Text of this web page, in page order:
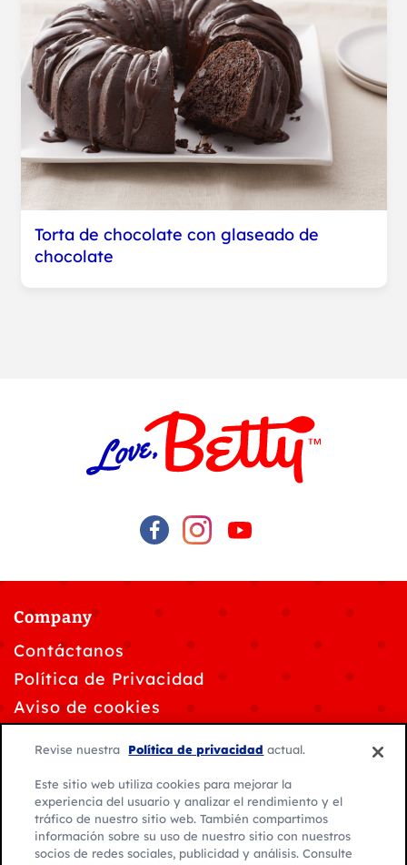
Torta de chocolate con glaseado de
chocolate
Company
Contáctanos
Política de Privacidad
Aviso de cookies
Personalizar la configuración de cookies
Condiciones de Uso
Revise nuestra Política de privacidad actual.
Este sitio web utiliza cookies para mejorar la
experiencia del usuario y analizar el rendimiento y el
tráfico de nuestro sitio web. También compartimos
información sobre su uso de nuestro sitio con nuestros
socios de redes sociales, publicidad y análisis. Consulte